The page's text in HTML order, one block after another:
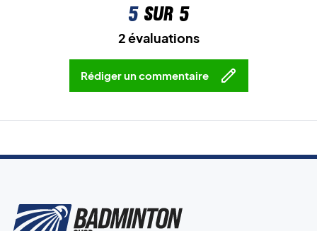
5sur 5
2 évaluations
Rédiger un commentaire